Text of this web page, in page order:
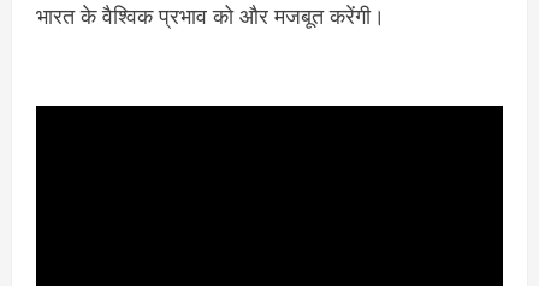
भारत के वैश्विक प्रभाव को और मजबूत करेंगी।